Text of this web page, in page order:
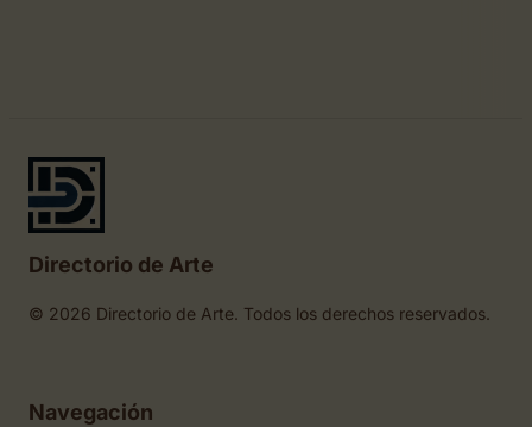
Directorio de Arte
© 2026 Directorio de Arte. Todos los derechos reservados.
Navegación